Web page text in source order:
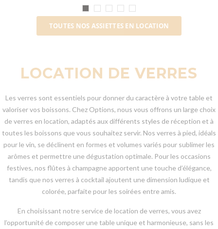
TOUTES NOS ASSIETTES EN LOCATION
LOCATION DE VERRES
Les verres sont essentiels pour donner du caractère à votre table et
valoriser vos boissons. Chez Options, nous vous offrons un large choix
de verres en location, adaptés aux différents styles de réception et à
toutes les boissons que vous souhaitez servir. Nos verres à pied, idéals
pour le vin, se déclinent en formes et volumes variés pour sublimer les
arômes et permettre une dégustation optimale. Pour les occasions
festives, nos flûtes à champagne apportent une touche d’élégance,
tandis que nos verres à cocktail ajoutent une dimension ludique et
colorée, parfaite pour les soirées entre amis.
En choisissant notre service de location de verres, vous avez
l’opportunité de composer une table unique et harmonieuse, sans les